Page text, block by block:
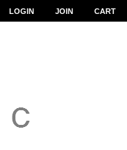
LOGIN JOIN CART